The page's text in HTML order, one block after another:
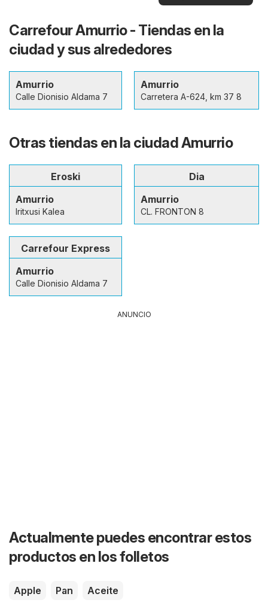
Carrefour Amurrio - Tiendas en la
ciudad y sus alrededores
Amurrio
Calle Dionisio Aldama 7
Amurrio
Carretera A-624, km 37 8
Otras tiendas en la ciudad Amurrio
Eroski
Amurrio
Iritxusi Kalea
Dia
Amurrio
CL. FRONTON 8
Carrefour Express
Amurrio
Calle Dionisio Aldama 7
ANUNCIO
Actualmente puedes encontrar estos
productos en los folletos
Apple Pan Aceite